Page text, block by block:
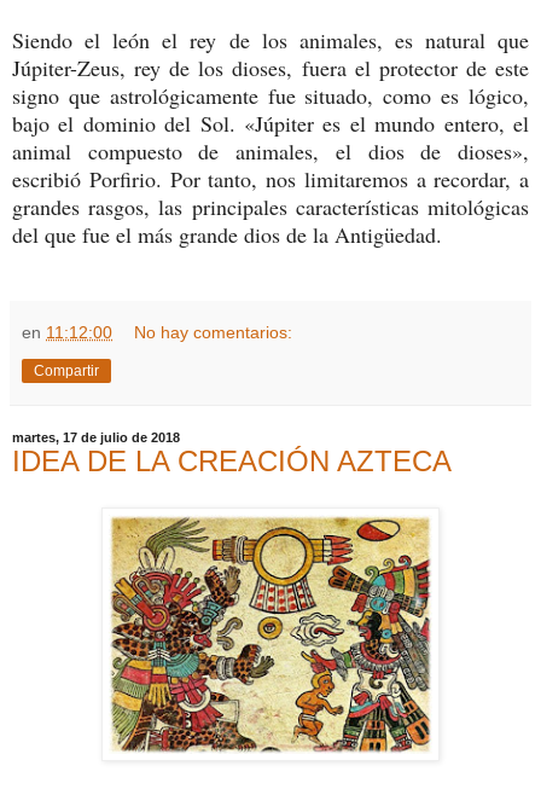
Siendo el león el rey de los animales, es natural que
Júpiter-Zeus, rey de los dioses, fuera el protector de este
signo que astrológicamente fue situado, como es lógico,
bajo el dominio del Sol. «Júpiter es el mundo entero, el
animal compuesto de animales, el dios de dioses»,
escribió Porfirio. Por tanto, nos limitaremos a recordar, a
grandes rasgos, las principales características mitológicas
del que fue el más grande dios de la Antigüedad.
en 11:12:00 No hay comentarios:
Compartir
martes, 17 de julio de 2018
IDEA DE LA CREACIÓN AZTECA